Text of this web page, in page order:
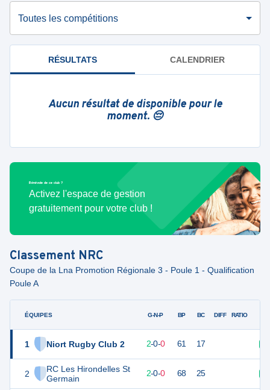
Toutes les compétitions
RÉSULTATS CALENDRIER
Aucun résultat de disponible pour le
moment. 😔
Bénévole de ce club ?
Activez l'espace de gestion
gratuitement pour votre club !
Classement NRC
Coupe de la Lna Promotion Régionale 3 - Poule 1 - Qualification
Poule A
ÉQUIPES
1 Niort Rugby Club 2
2
RC Les Hirondelles St
Germain
G-N-P BP BC DIFF RATIO
10 2-0-0 61 17
10 2 2-0-0 68 25